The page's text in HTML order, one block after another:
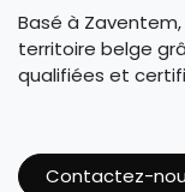
Basé à
territoire belge
qualifiées et
Contactez-